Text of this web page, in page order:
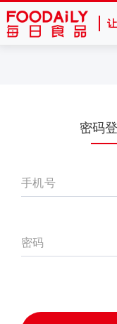
密码
手机号
密码